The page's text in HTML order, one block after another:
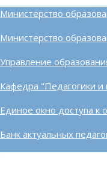
Министерство
Министерство
Управление
Кафедра "Педагогики и
Единое окно доступа к
Банк актуальных